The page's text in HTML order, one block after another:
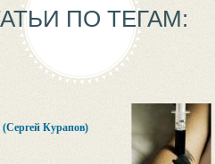
ПО ТЕГАМ:
(Сергей Курапов)